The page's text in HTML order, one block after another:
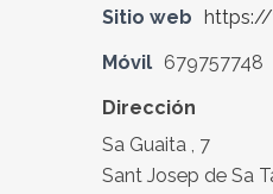
Sitio web
Móvil 679757748
Dirección
Sa Guaita , 7
Sant Josep de Sa